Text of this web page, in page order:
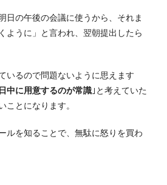
日の午後の会議に使うから、それま
ように」と言われ、翌朝提出したら
いるので問題ないように思えます
中に用意するのが常識 ｣と考えていた
ことになります。
ルを知ることで、無駄に怒りを買わ